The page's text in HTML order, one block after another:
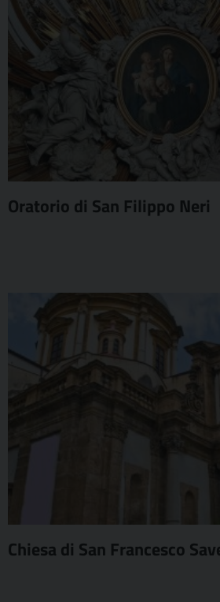
Oratorio di San Filippo Neri
Chiesa di San Francesco